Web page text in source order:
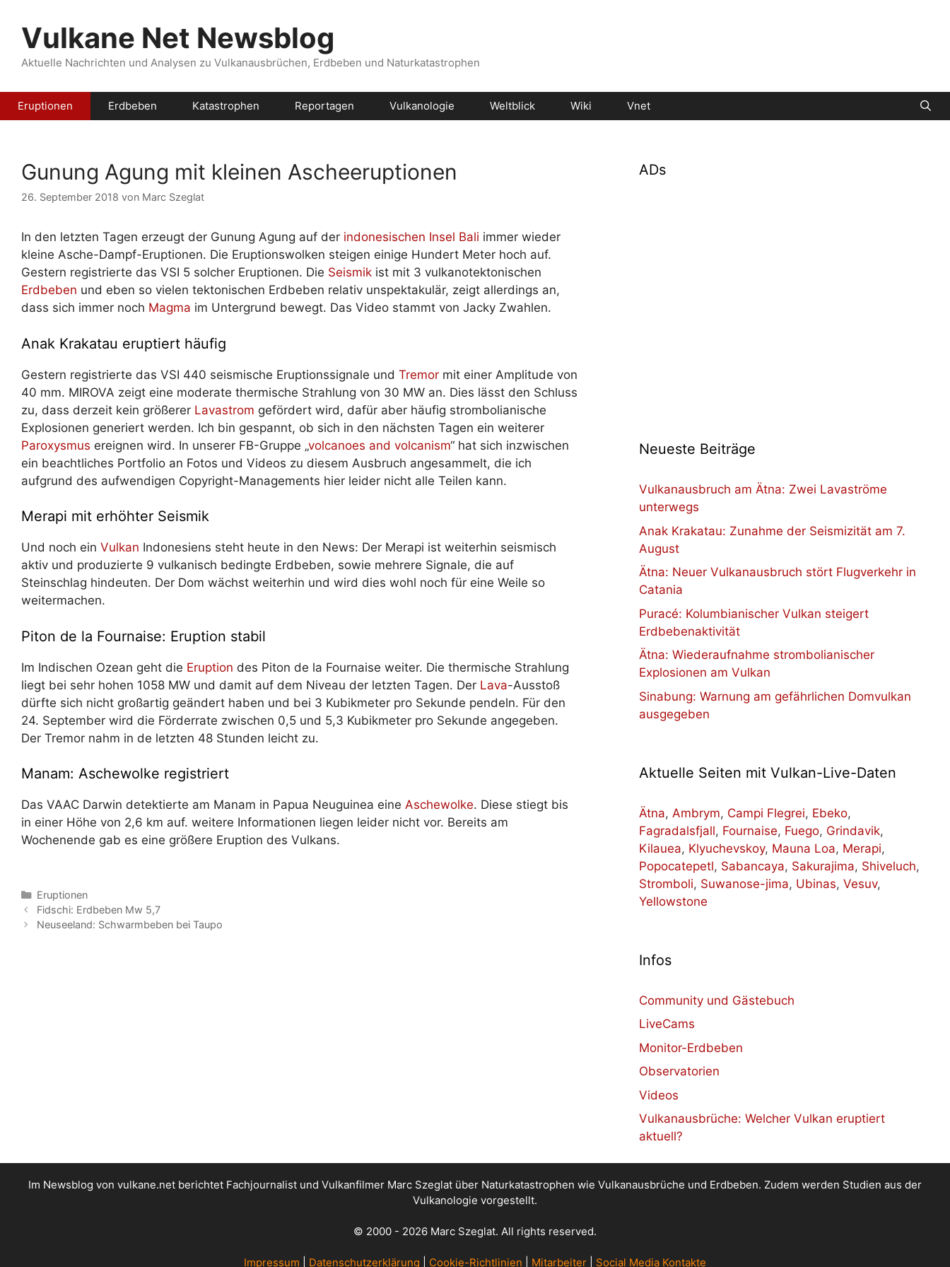
Inhalt
springenVulkane Net Newsblog
Aktuelle Nachrichten und Analysen zu Vulkanausbrüchen, Erdbeben und Naturkatastrophen
Eruptionen Erdbeben Katastrophen Reportagen Vulkanologie Weltblick Wiki Vnet
Gunung Agung mit kleinen Ascheeruptionen
26. September 2018 von Marc Szeglat
In den letzten Tagen erzeugt der Gunung Agung auf der indonesischen Insel Bali immer wieder
kleine Asche-Dampf-Eruptionen. Die Eruptionswolken steigen einige Hundert Meter hoch auf.
Gestern registrierte das VSI 5 solcher Eruptionen. Die Seismik ist mit 3 vulkanotektonischen
Erdbeben und eben so vielen tektonischen Erdbeben relativ unspektakulär, zeigt allerdings an,
dass sich immer noch Magma im Untergrund bewegt. Das Video stammt von Jacky Zwahlen.
Anak Krakatau eruptiert häufig
Gestern registrierte das VSI 440 seismische Eruptionssignale und Tremor mit einer Amplitude von
40 mm. MIROVA zeigt eine moderate thermische Strahlung von 30 MW an. Dies lässt den Schluss
zu, dass derzeit kein größerer Lavastrom gefördert wird, dafür aber häufig strombolianische
Explosionen generiert werden. Ich bin gespannt, ob sich in den nächsten Tagen ein weiterer
Paroxysmus ereignen wird. In unserer FB-Gruppe „volcanoes and volcanism“ hat sich inzwischen
ein beachtliches Portfolio an Fotos und Videos zu diesem Ausbruch angesammelt, die ich
aufgrund des aufwendigen Copyright-Managements hier leider nicht alle Teilen kann.
Merapi mit erhöhter Seismik
Und noch ein Vulkan Indonesiens steht heute in den News: Der Merapi ist weiterhin seismisch
aktiv und produzierte 9 vulkanisch bedingte Erdbeben, sowie mehrere Signale, die auf
Steinschlag hindeuten. Der Dom wächst weiterhin und wird dies wohl noch für eine Weile so
weitermachen.
Piton de la Fournaise: Eruption stabil
Im Indischen Ozean geht die Eruption des Piton de la Fournaise weiter. Die thermische Strahlung
liegt bei sehr hohen 1058 MW und damit auf dem Niveau der letzten Tagen. Der Lava-Ausstoß
dürfte sich nicht großartig geändert haben und bei 3 Kubikmeter pro Sekunde pendeln. Für den
24. September wird die Förderrate zwischen 0,5 und 5,3 Kubikmeter pro Sekunde angegeben.
Der Tremor nahm in de letzten 48 Stunden leicht zu.
Manam: Aschewolke registriert
Das VAAC Darwin detektierte am Manam in Papua Neuguinea eine Aschewolke. Diese stiegt bis
in einer Höhe von 2,6 km auf. weitere Informationen liegen leider nicht vor. Bereits am
Wochenende gab es eine größere Eruption des Vulkans.
Kategorien
Eruptionen
Fidschi: Erdbeben Mw 5,7
Neuseeland: Schwarmbeben bei Taupo
ADs
Neueste Beiträge
Vulkanausbruch am Ätna: Zwei Lavaströme
unterwegs
Anak Krakatau: Zunahme der Seismizität am 7.
August
Ätna: Neuer Vulkanausbruch stört Flugverkehr in
Catania
Puracé: Kolumbianischer Vulkan steigert
Erdbebenaktivität
Ätna: Wiederaufnahme strombolianischer
Explosionen am Vulkan
Sinabung: Warnung am gefährlichen Domvulkan
ausgegeben
Aktuelle Seiten mit Vulkan-Live-Daten
Ätna, Ambrym, Campi Flegrei, Ebeko,
Fagradalsfjall, Fournaise, Fuego, Grindavik,
Kilauea, Klyuchevskoy, Mauna Loa, Merapi,
Popocatepetl, Sabancaya, Sakurajima, Shiveluch,
Stromboli, Suwanose-jima, Ubinas, Vesuv,
Yellowstone
Infos
Community und Gästebuch
LiveCams
Monitor-Erdbeben
Observatorien
Videos
Vulkanausbrüche: Welcher Vulkan eruptiert
aktuell?
Im Newsblog von vulkane.net berichtet Fachjournalist und Vulkanfilmer Marc Szeglat über Naturkatastrophen wie Vulkanausbrüche und Erdbeben. Zudem werden Studien aus der
Vulkanologie vorgestellt.
© 2000 - 2026 Marc Szeglat. All rights reserved.
Impressum Datenschutzerklärung Cookie-Richtlinien Mitarbeiter Social Media Kontakte